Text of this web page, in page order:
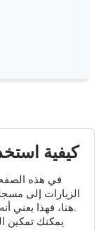
كيفية
في هذه
الزيارات إلى
هنا، فهذا يعني أنه لم ينقر أحد على الرابط الخاص بك حتى الآن.